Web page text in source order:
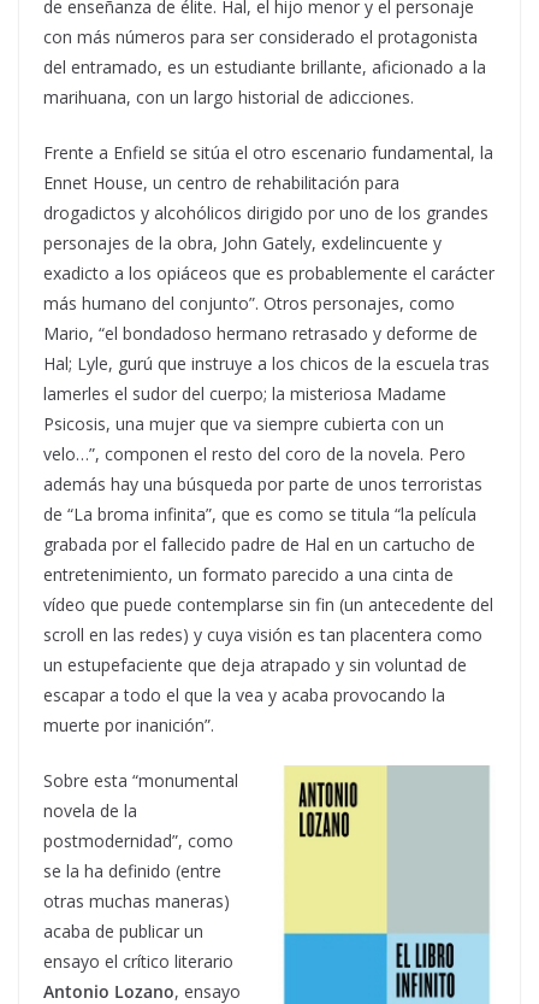
de enseñanza de élite. Hal, el hijo menor y el personaje
con más números para ser considerado el protagonista
del entramado, es un estudiante brillante, aficionado a la
marihuana, con un largo historial de adicciones.
Frente a Enfield se sitúa el otro escenario fundamental, la
Ennet House, un centro de rehabilitación para
drogadictos y alcohólicos dirigido por uno de los grandes
personajes de la obra, John Gately, exdelincuente y
exadicto a los opiáceos que es probablemente el carácter
más humano del conjunto”. Otros personajes, como
Mario, “el bondadoso hermano retrasado y deforme de
Hal; Lyle, gurú que instruye a los chicos de la escuela tras
lamerles el sudor del cuerpo; la misteriosa Madame
Psicosis, una mujer que va siempre cubierta con un
velo…”, componen el resto del coro de la novela. Pero
además hay una búsqueda por parte de unos terroristas
de “La broma infinita”, que es como se titula “la película
grabada por el fallecido padre de Hal en un cartucho de
entretenimiento, un formato parecido a una cinta de
vídeo que puede contemplarse sin fin (un antecedente del
scroll en las redes) y cuya visión es tan placentera como
un estupefaciente que deja atrapado y sin voluntad de
escapar a todo el que la vea y acaba provocando la
muerte por inanición”.
Sobre esta “monumental
novela de la
postmodernidad”, como
se la ha definido (entre
otras muchas maneras)
acaba de publicar un
ensayo el crítico literario
Antonio Lozano, ensayo